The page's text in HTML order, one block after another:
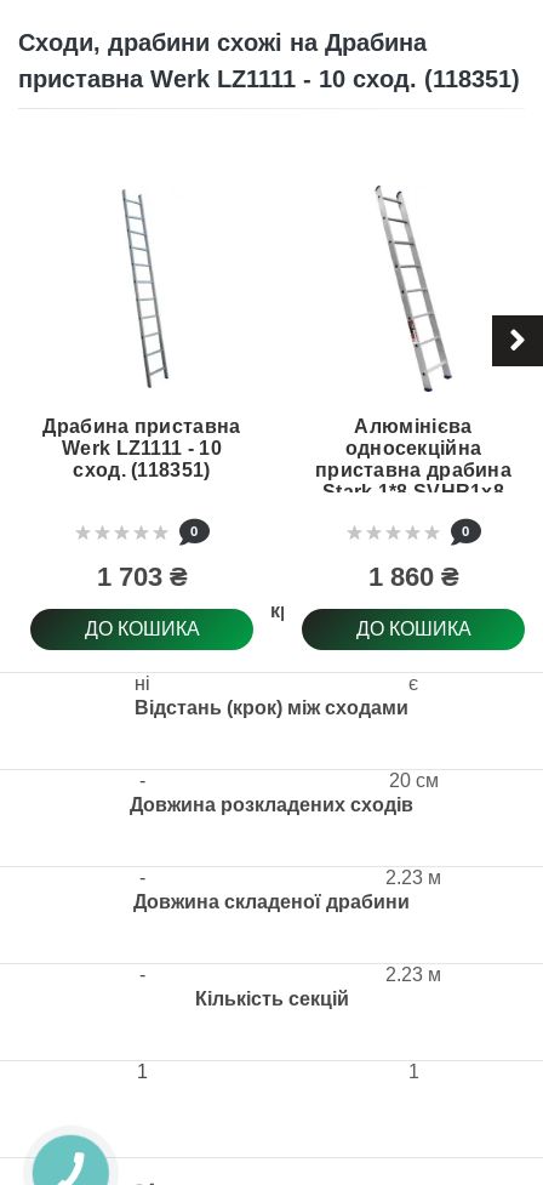
Сходи, драбини схожі на Драбина
приставна Werk LZ1111 - 10 сход. (118351)
Антиковзне покриття ступеня
Відстань (крок) між сходами
Довжина розкладених сходів
Довжина складеної драбини
Кількість секцій
Драбина приставна
Werk LZ1111 - 10
сход. (118351)
0
1 703 ₴
ДО КОШИКА
ні
-
-
-
1
Алюмінієва
односекційна
приставна драбина
Stark 1*8 SVHR1x8
(525080303)
0
1 860 ₴
ДО КОШИКА
є
20 см
2.23 м
2.23 м
1